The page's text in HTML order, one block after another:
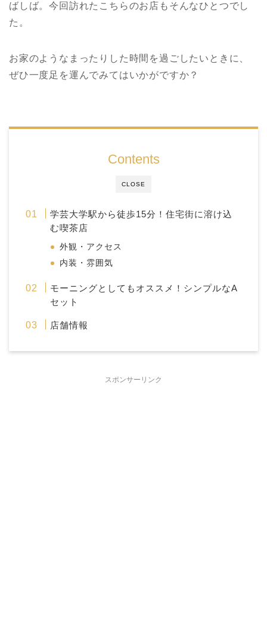
ばしば。今回訪れたこちらのお店もそんなひとつでし
た。
お家のようなまったりした時間を過ごしたいときに、
ぜひ一度足を運んでみてはいかがですか？
CLOSE
Contents
学芸大学駅から徒歩15分！住宅街に溶け込
む喫茶店
外観・アクセス
内装・雰囲気
モーニングとしてもオススメ！シンプルなA
セット
店舗情報
スポンサーリンク